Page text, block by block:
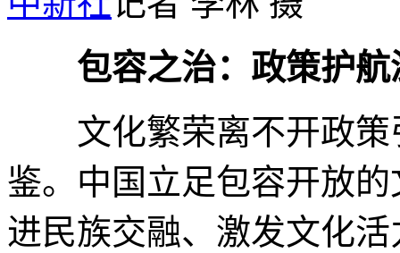
包容之治：政策护
文化繁荣离不开政策
鉴。中国立足包容开放
进民族交融、激发文化